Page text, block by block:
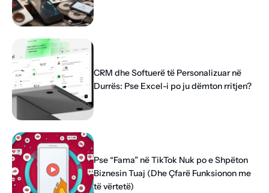
CRM dhe Softuerë të Personalizuar në
Durrës: Pse Excel-i po ju dëmton rritjen?
Pse “Fama” në TikTok Nuk po e Shpëton
Biznesin Tuaj (Dhe Çfarë Funksionon me
të vërtetë)